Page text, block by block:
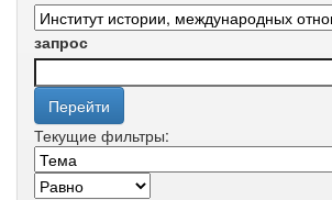
запрос
Текущие фильтры: